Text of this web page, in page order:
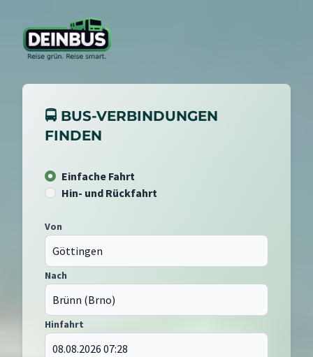
🚍 BUS-VERBINDUNGEN
FINDEN
Einfache Fahrt
Hin- und Rückfahrt
Von
Nach
Hinfahrt